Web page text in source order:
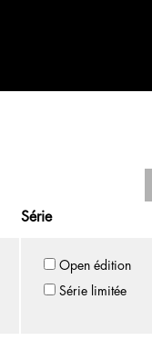
Série
Open édition
Série limitée